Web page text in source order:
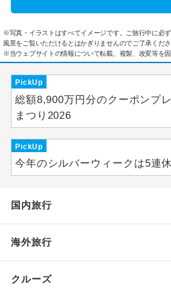
※写真・イラストはすべてイメージです。ご旅行中に必
風景をご覧いただけるとはかぎりませんのでご了承くださ
※当ウェブサイトの情報について転載、複製、改変等を固
PickUp
総額8,900万円分のクーポンプ
まつり2026
PickUp
今年のシルバーウィークは5連休
国内旅行
海外旅行
クルーズ